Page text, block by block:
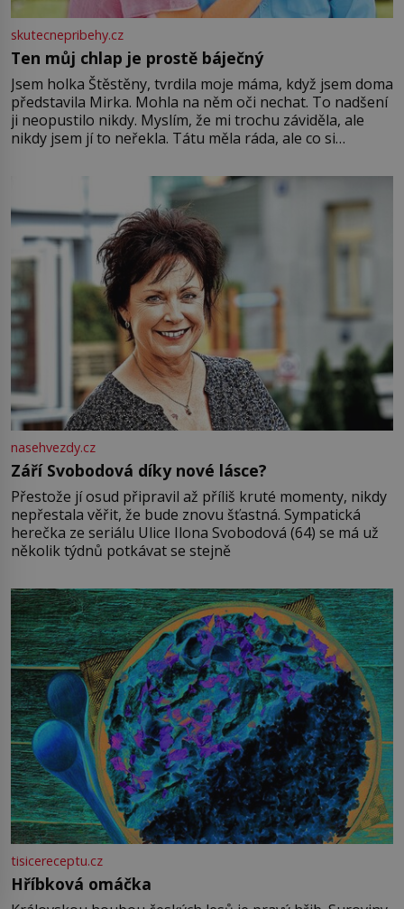
skutecnepribehy.cz
Ten můj chlap je prostě báječný
Jsem holka Štěstěny, tvrdila moje máma, když jsem doma
představila Mirka. Mohla na něm oči nechat. To nadšení
ji neopustilo nikdy. Myslím, že mi trochu záviděla, ale
nikdy jsem jí to neřekla. Tátu měla ráda, ale co si
Jsme spolu moc rádi Tehdy byla jiná doba, když
nasehvezdy.cz
Září Svobodová díky nové lásce?
Přestože jí osud připravil až příliš kruté momenty, nikdy
nepřestala věřit, že bude znovu šťastná. Sympatická
herečka ze seriálu Ulice Ilona Svobodová (64) se má už
několik týdnů potkávat se stejně
tisicereceptu.cz
Hříbková omáčka